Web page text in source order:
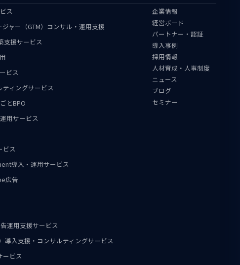
ス
ャー（GTM）コンサル・運用支援
支援サービス
ビス
ティングサービス
とBPO
用サービス
ビス
導入・運用サービス
広告
運用支援サービス
導入支援・コンサルティングサービス
ービス
企業情報
経営ボード
パートナー・認証
導入事例
採用情報
人材育成・人事制度
ニュース
ブログ
セミナー